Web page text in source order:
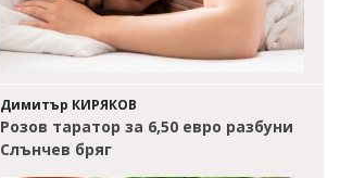
Димитър КИРЯКОВ
Розов таратор за 6,50 евро разбуни
Слънчев бряг